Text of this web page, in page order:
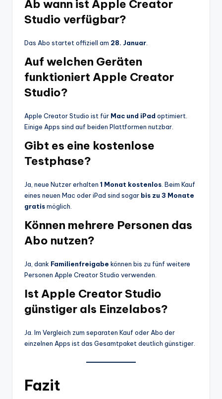
Ab wann ist Apple Creator
Studio verfügbar?
Das Abo startet offiziell am 28. Januar.
Auf welchen Geräten
funktioniert Apple Creator
Studio?
Apple Creator Studio ist für Mac und iPad optimiert.
Einige Apps sind auf beiden Plattformen nutzbar.
Gibt es eine kostenlose
Testphase?
Ja, neue Nutzer erhalten 1 Monat kostenlos. Beim Kauf
eines neuen Mac oder iPad sind sogar bis zu 3 Monate
gratismöglich.
Können mehrere Personen das
Abo nutzen?
Ja, dank Familienfreigabe können bis zu fünf weitere
Personen Apple Creator Studio verwenden.
Ist Apple Creator Studio
günstiger als Einzelabos?
Ja. Im Vergleich zum separaten Kauf oder Abo der
einzelnen Apps ist das Gesamtpaket deutlich günstiger.
Fazit